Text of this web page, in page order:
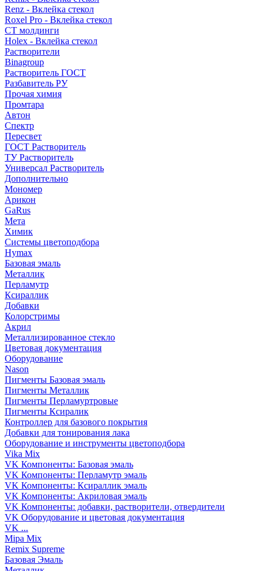
Renz - Вклейка стекол
Roxel Pro - Вклейка стекол
СТ молдинги
Holex - Вклейка стекол
Растворители
Binagroup
Растворитель ГОСТ
Разбавитель РУ
Прочая химия
Промтара
Автон
Спектр
Пересвет
ГОСТ Растворитель
ТУ Растворитель
Универсал Растворитель
Дополнительно
Мономер
Арикон
GaRus
Мета
Химик
Системы цветоподбора
Hymax
Базовая эмаль
Металлик
Перламутр
Ксираллик
Добавки
Колорстримы
Акрил
Металлизированное стекло
Цветовая документация
Оборудование
Nason
Пигменты Базовая эмаль
Пигменты Металлик
Пигменты Перламуртровые
Пигменты Ксиралик
Контроллер для базового покрытия
Добавки для тонирования лака
Оборудование и инструменты цветоподбора
Vika Mix
VK Компоненты: Базовая эмаль
VK Компоненты: Перламутр эмаль
VK Компоненты: Ксираллик эмаль
VK Компоненты: Акриловая эмаль
VK Компоненты: добавки, растворители, отвердители
VK Оборудование и цветовая документация
VK ...
Mipa Mix
Remix Supreme
Базовая Эмаль